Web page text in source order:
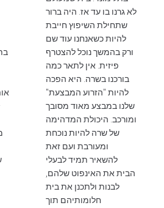
לא גרנו בו עד אז. היה ברור
שתחילת השיפוץ חייבת
להיות כשאנחנו עוד שם
ורק בהמשך נוכל להצטרף
פיזית. אין לתאר כמה
בורכנו בשרה. היא הפכה
להיות "הזרוע המבצעת"
שלנו במבצע מאוד מסובך
ומורכב. היכולת המדהימה
של שרה להיות נוכחת
ומעורבת ועם זאת
להשאיר תמיד לבעלי
הבית את האינפוט שלהם,
לבנות ולתכנן את בית
חלומותיהם תוך